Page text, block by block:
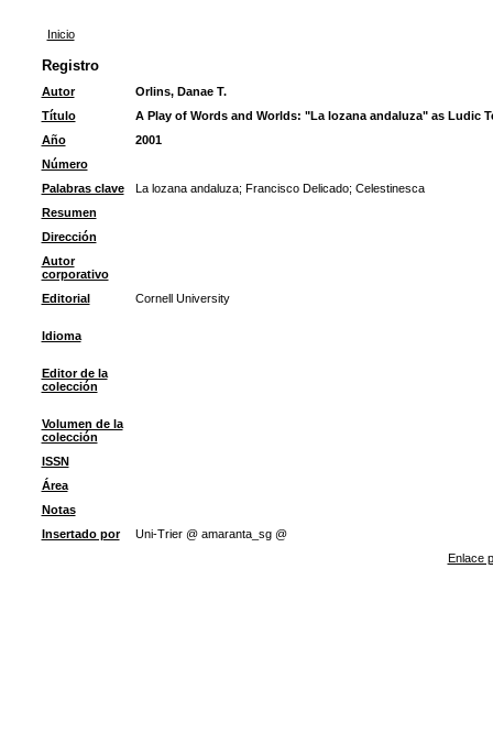
Inicio
Registro
Autor
Orlins, Danae T.
Título
A Play of Words and Worlds: "La lozana andaluza" as Ludic
Año
2001
Número
Palabras clave
La lozana andaluza; Francisco Delicado; Celestinesca
Resumen
Dirección
Autor
corporativo
Editorial
Cornell University
Idioma
Editor de la
colección
Volumen de la
colección
ISSN
Área
Notas
Insertado por
Uni-Trier @ amaranta_sg @
Enlace